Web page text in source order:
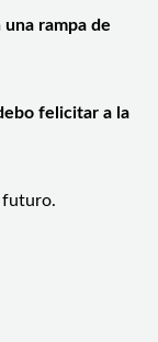
rampa de
felicitar a la
futuro.